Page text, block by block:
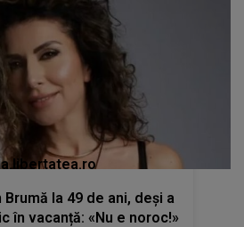
la 49 de ani, deși a
în vacanță: «Nu e noroc!»